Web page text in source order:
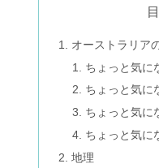
オーストラリア
ちょっと気に
ちょっと気
ちょっと気に
ちょっと気
地理